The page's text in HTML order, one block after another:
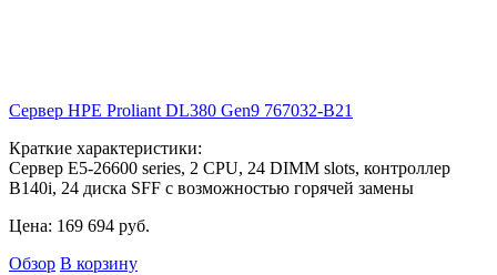
Сервер HPE Proliant DL380 Gen9 767032-B21
Краткие характеристики:
Сервер E5-26600 series, 2 CPU, 24 DIMM slots, контроллер
B140i, 24 диска SFF с возможностью горячей замены
Цена: 169 694 руб.
Обзор В корзину